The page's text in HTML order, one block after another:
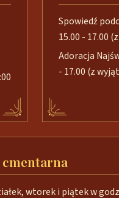
Spowiedź
15.00 - 17.00
Adoracja
- 17.00 (z
wtorek i piątek w